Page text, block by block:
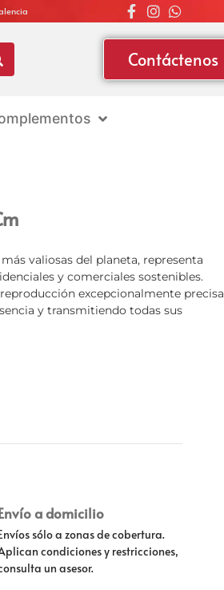
Contáctenos
valiosas del planeta, representa
y comerciales sostenibles.
excepcionalmente precisa
y transmitiendo todas sus
a domicilio
sólo a zonas de cobertura.
condiciones y restricciones,
un asesor.